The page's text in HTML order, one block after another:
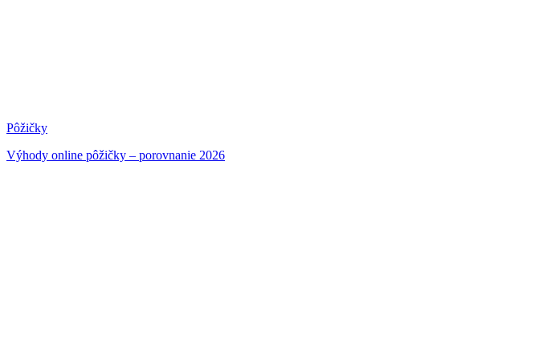
Pôžičky
Výhody online pôžičky – porovnanie 2026